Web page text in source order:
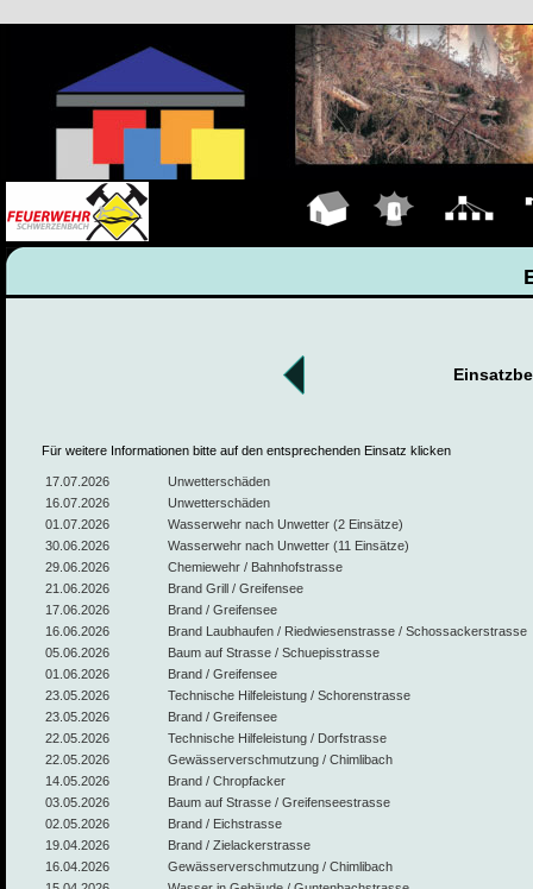
Für weitere Informationen bitte auf den entsprechenden Einsatz klicken
17.07.2026
Unwetterschäden
16.07.2026
Unwetterschäden
01.07.2026
Wasserwehr nach Unwetter (2 Einsätze)
30.06.2026
Wasserwehr nach Unwetter (11 Einsätze)
29.06.2026
Chemiewehr / Bahnhofstrasse
21.06.2026
Brand Grill / Greifensee
17.06.2026
Brand / Greifensee
16.06.2026
Brand Laubhaufen / Riedwiesenstrasse / Schossackerstrasse
05.06.2026
Baum auf Strasse / Schuepisstrasse
01.06.2026
Brand / Greifensee
23.05.2026
Technische Hilfeleistung / Schorenstrasse
23.05.2026
Brand / Greifensee
22.05.2026
Technische Hilfeleistung / Dorfstrasse
22.05.2026
Gewässerverschmutzung / Chimlibach
14.05.2026
Brand / Chropfacker
03.05.2026
Baum auf Strasse / Greifenseestrasse
02.05.2026
Brand / Eichstrasse
19.04.2026
Brand / Zielackerstrasse
16.04.2026
Gewässerverschmutzung / Chimlibach